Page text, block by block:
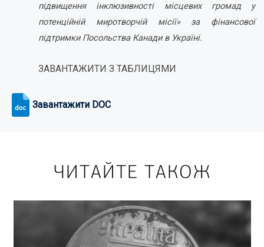
підвищення інклюзивності місцевих громад у
потенційній миротворчій місії» за фінансової
підтримки Посольства Канади в Україні.
ЗАВАНТАЖИТИ З ТАБЛИЦЯМИ
Завантажити DOC
ЧИТАЙТЕ ТАКОЖ